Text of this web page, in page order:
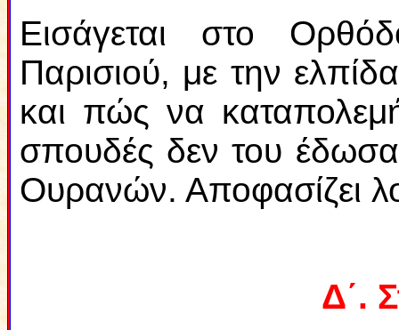
Εισάγεται στο
Παρισιού, με την
και πώς να
σπουδές δεν του
Ουρανών. Αποφασίζει
Δ΄.